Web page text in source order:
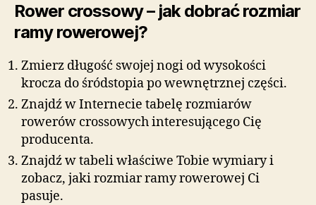
Rower crossowy – jak dobrać rozmiar
ramy rowerowej?
Zmierz długość swojej nogi od wysokości
krocza do śródstopia po wewnętrznej części.
Znajdź w Internecie tabelę rozmiarów
rowerów crossowych interesującego Cię
producenta.
Znajdź w tabeli właściwe Tobie wymiary i
zobacz, jaki rozmiar ramy rowerowej Ci
pasuje.